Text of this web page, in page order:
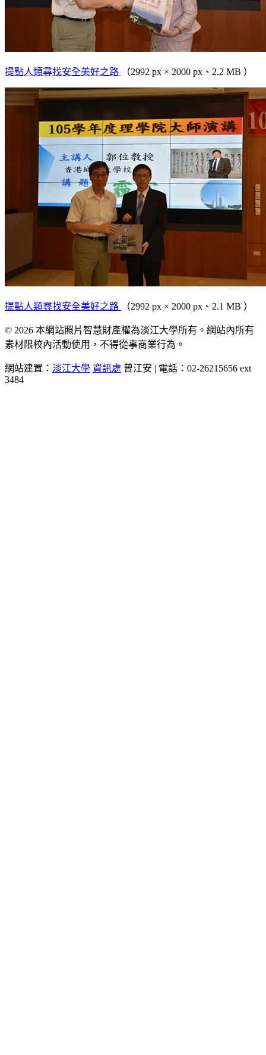
提點人類尋找安全美好之路 （2992 px × 2000 px、2.2 MB ）
提點人類尋找安全美好之路 （2992 px × 2000 px、2.1 MB ）
© 2026 本網站照片智慧財產權為淡江大學所有。網站內所有
素材限校內活動使用，不得從事商業行為。
網站建置： 淡江大學 資訊處 曾江安 | 電話：02-26215656 ext
3484